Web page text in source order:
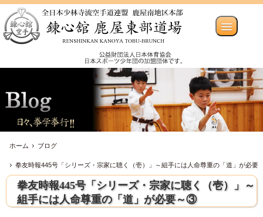
ホーム ブログ
拳友時報445号「シリーズ・宗家に聴く（壱）」～組手には人命尊重の「道」が必要
～③
拳友時報445号「シリーズ・宗家に聴く（壱）」～
組手には人命尊重の「道」が必要～③